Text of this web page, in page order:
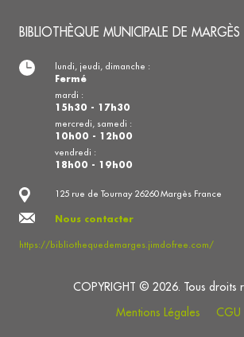
BIBLIOTHÈQUE MUNICIPALE DE MARGÈS
125 rue de Tournay 26260 Margès France
Nous contacter
https://bibliothequedemarges.jimdofree.com/
lundi, jeudi, dimanche :
Fermé
mardi :
15h30 - 17h30
mercredi, samedi :
10h00 - 12h00
vendredi :
18h00 - 19h00
COPYRIGHT © 2026. Tous droits
Mentions Légales
CGU